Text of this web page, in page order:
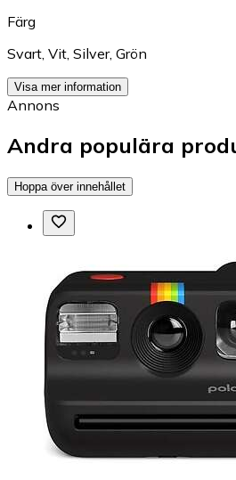
Färg
Svart, Vit, Silver, Grön
Visa mer information
Annons
Andra populära
Hoppa över innehållet